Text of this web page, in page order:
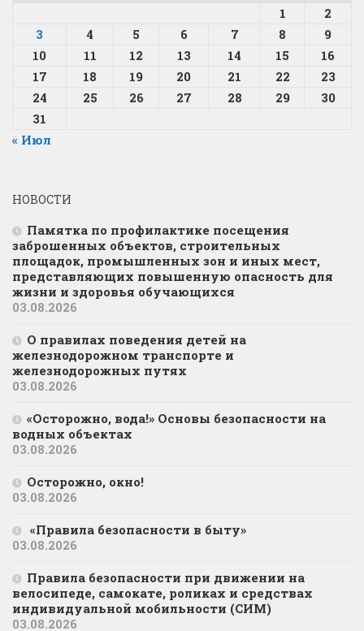
1
2
3
4 5 6 7 8
9
10
11 12 13 14 15
16
17
18 19 20 21 22
23
24
25 26 27 28 29
30
31
« Июл
НОВОСТИ
Памятка по профилактике посещения
заброшенных объектов, строительных
площадок, промышленных зон и иных мест,
представляющих повышенную опасность для
жизни и здоровья обучающихся
03.08.2026
О правилах поведения детей на
железнодорожном транспорте и
железнодорожных путях
03.08.2026
«Осторожно, вода!» Основы безопасности на
водных объектах
03.08.2026
Осторожно, окно!
03.08.2026
«Правила безопасности в быту»
03.08.2026
Правила безопасности при движении на
велосипеде, самокате, роликах и средствах
индивидуальной мобильности (СИМ)
03.08.2026